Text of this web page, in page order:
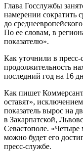
Глава Госслужбы
намерении сократить
до
По ее словам, в
показателю».
Как уточнили в пресс-
продолжительность
последний год на 16
Как пишет
оставят»,
показатель вырос на
в Закарпатской,
Севастополе.
можно будет его
пресс-службе.